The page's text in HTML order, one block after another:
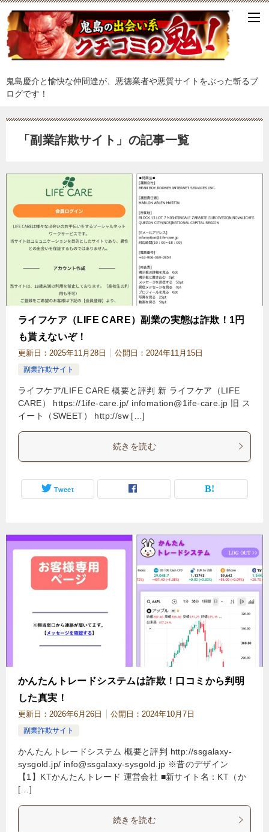
鬼島慶介と愉快な仲間達が、悪徳業者や悪質サイトをぶった斬るブ
ログです！
「副業詐欺サイト」の記事一覧
ライフケア（LIFE CARE）副業の実態は詐欺！1円
も貰えないぞ！
更新日： 2025年11月28日 公開日： 2024年11月15日
副業詐欺サイト
ライフケア/LIFE CARE 概要と評判 新 ライフケア（LIFE
CARE） https://1ife-care.jp/ infomation@1ife-care.jp 旧 ス
イート（SWEET） http://sw […]
続きを読む
Tweet
かんたんトレードシステムは詐欺！口コミから判明
した真実！
更新日： 2026年6月26日 公開日： 2024年10月7日
副業詐欺サイト
かんたんトレードシステム 概要と評判 http://ssgalaxy-
sysgold.jp/ info@ssgalaxy-sysgold.jp ※昔のデザイン
【1】KTかんたんトレード 運営会社 ■新サイト名：KT（か
[…]
続きを読む